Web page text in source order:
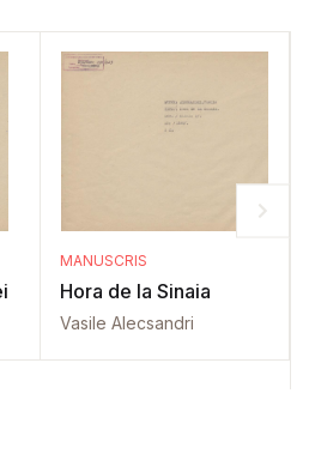
MANUSCRIS
Hora de la Sinaia
Vasile Alecsandri